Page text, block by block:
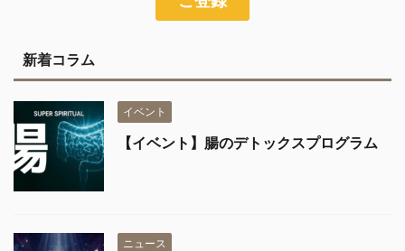
新着コラム
イベント
【イベント】腸のデトックスプログラム
ニュース